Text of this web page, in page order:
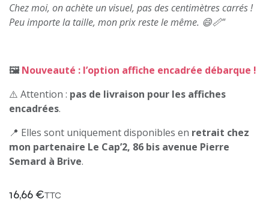
Chez moi, on achète un visuel, pas des centimètres carrés !
Peu importe la taille, mon prix reste le même. 😄📏"
🖼️Nouveauté : l’option affiche encadrée débarque !
⚠️ Attention : pas de livraison pour les affiches
encadrées.
📍 Elles sont uniquement disponibles en retrait chez
mon partenaire Le Cap’2, 86 bis avenue Pierre
Semard à Brive.
16,66€TTC